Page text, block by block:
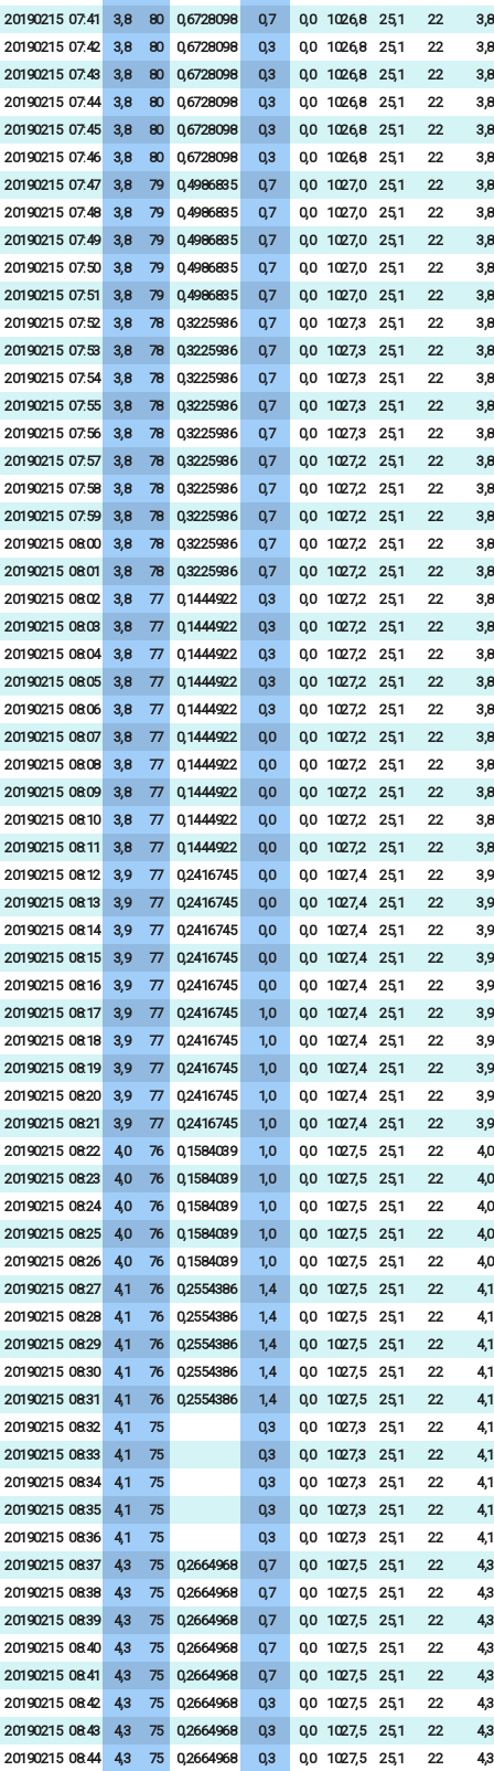
20190215 07:41 3,8 80 0,6728098 0,7 0,0 1026,8 25,1 22
3,8
20190215 07:42 3,8 80 0,6728098 0,3 0,0 1026,8 25,1 22
3,8
20190215 07:43 3,8 80 0,6728098 0,3 0,0 1026,8 25,1 22
3,8
20190215 07:44 3,8 80 0,6728098 0,3 0,0 1026,8 25,1 22
3,8
20190215 07:45 3,8 80 0,6728098 0,3 0,0 1026,8 25,1 22
3,8
20190215 07:46 3,8 80 0,6728098 0,3 0,0 1026,8 25,1 22
3,8
20190215 07:47 3,8 79 0,4986835 0,7 0,0 1027,0 25,1 22
3,8
20190215 07:48 3,8 79 0,4986835 0,7 0,0 1027,0 25,1 22
3,8
20190215 07:49 3,8 79 0,4986835 0,7 0,0 1027,0 25,1 22
3,8
20190215 07:50 3,8 79 0,4986835 0,7 0,0 1027,0 25,1 22
3,8
20190215 07:51 3,8 79 0,4986835 0,7 0,0 1027,0 25,1 22
3,8
20190215 07:52 3,8 78 0,3225936 0,7 0,0 1027,3 25,1 22
3,8
20190215 07:53 3,8 78 0,3225936 0,7 0,0 1027,3 25,1 22
3,8
20190215 07:54 3,8 78 0,3225936 0,7 0,0 1027,3 25,1 22
3,8
20190215 07:55 3,8 78 0,3225936 0,7 0,0 1027,3 25,1 22
3,8
20190215 07:56 3,8 78 0,3225936 0,7 0,0 1027,3 25,1 22
3,8
20190215 07:57 3,8 78 0,3225936 0,7 0,0 1027,2 25,1 22
3,8
20190215 07:58 3,8 78 0,3225936 0,7 0,0 1027,2 25,1 22
3,8
20190215 07:59 3,8 78 0,3225936 0,7 0,0 1027,2 25,1 22
3,8
20190215 08:00 3,8 78 0,3225936 0,7 0,0 1027,2 25,1 22
3,8
20190215 08:01 3,8 78 0,3225936 0,7 0,0 1027,2 25,1 22
3,8
20190215 08:02 3,8 77 0,1444922 0,3 0,0 1027,2 25,1 22
3,8
20190215 08:03 3,8 77 0,1444922 0,3 0,0 1027,2 25,1 22
3,8
20190215 08:04 3,8 77 0,1444922 0,3 0,0 1027,2 25,1 22
3,8
20190215 08:05 3,8 77 0,1444922 0,3 0,0 1027,2 25,1 22
3,8
20190215 08:06 3,8 77 0,1444922 0,3 0,0 1027,2 25,1 22
3,8
20190215 08:07 3,8 77 0,1444922 0,0 0,0 1027,2 25,1 22
3,8
20190215 08:08 3,8 77 0,1444922 0,0 0,0 1027,2 25,1 22
3,8
20190215 08:09 3,8 77 0,1444922 0,0 0,0 1027,2 25,1 22
3,8
20190215 08:10 3,8 77 0,1444922 0,0 0,0 1027,2 25,1 22
3,8
20190215 08:11 3,8 77 0,1444922 0,0 0,0 1027,2 25,1 22
3,8
20190215 08:12 3,9 77 0,2416745 0,0 0,0 1027,4 25,1 22
3,9
20190215 08:13 3,9 77 0,2416745 0,0 0,0 1027,4 25,1 22
3,9
20190215 08:14 3,9 77 0,2416745 0,0 0,0 1027,4 25,1 22
3,9
20190215 08:15 3,9 77 0,2416745 0,0 0,0 1027,4 25,1 22
3,9
20190215 08:16 3,9 77 0,2416745 0,0 0,0 1027,4 25,1 22
3,9
20190215 08:17 3,9 77 0,2416745 1,0 0,0 1027,4 25,1 22
3,9
20190215 08:18 3,9 77 0,2416745 1,0 0,0 1027,4 25,1 22
3,9
20190215 08:19 3,9 77 0,2416745 1,0 0,0 1027,4 25,1 22
3,9
20190215 08:20 3,9 77 0,2416745 1,0 0,0 1027,4 25,1 22
3,9
20190215 08:21 3,9 77 0,2416745 1,0 0,0 1027,4 25,1 22
3,9
20190215 08:22 4,0 76 0,1584039 1,0 0,0 1027,5 25,1 22
4,0
20190215 08:23 4,0 76 0,1584039 1,0 0,0 1027,5 25,1 22
4,0
20190215 08:24 4,0 76 0,1584039 1,0 0,0 1027,5 25,1 22
4,0
20190215 08:25 4,0 76 0,1584039 1,0 0,0 1027,5 25,1 22
4,0
20190215 08:26 4,0 76 0,1584039 1,0 0,0 1027,5 25,1 22
4,0
20190215 08:27 4,1 76 0,2554386 1,4 0,0 1027,5 25,1 22
4,1
20190215 08:28 4,1 76 0,2554386 1,4 0,0 1027,5 25,1 22
4,1
20190215 08:29 4,1 76 0,2554386 1,4 0,0 1027,5 25,1 22
4,1
20190215 08:30 4,1 76 0,2554386 1,4 0,0 1027,5 25,1 22
4,1
20190215 08:31 4,1 76 0,2554386 1,4 0,0 1027,5 25,1 22
4,1
20190215 08:32 4,1 75 0,3 0,0 1027,3 25,1 22
4,1
20190215 08:33 4,1 75 0,3 0,0 1027,3 25,1 22
4,1
20190215 08:34 4,1 75 0,3 0,0 1027,3 25,1 22
4,1
20190215 08:35 4,1 75 0,3 0,0 1027,3 25,1 22
4,1
20190215 08:36 4,1 75 0,3 0,0 1027,3 25,1 22
4,1
20190215 08:37 4,3 75 0,2664968 0,7 0,0 1027,5 25,1 22
4,3
20190215 08:38 4,3 75 0,2664968 0,7 0,0 1027,5 25,1 22
4,3
20190215 08:39 4,3 75 0,2664968 0,7 0,0 1027,5 25,1 22
4,3
20190215 08:40 4,3 75 0,2664968 0,7 0,0 1027,5 25,1 22
4,3
20190215 08:41 4,3 75 0,2664968 0,7 0,0 1027,5 25,1 22
4,3
20190215 08:42 4,3 75 0,2664968 0,3 0,0 1027,5 25,1 22
4,3
20190215 08:43 4,3 75 0,2664968 0,3 0,0 1027,5 25,1 22
4,3
20190215 08:44 4,3 75 0,2664968 0,3 0,0 1027,5 25,1 22
4,3